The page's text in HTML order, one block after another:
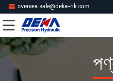
oversea.sale@deka-hk.com